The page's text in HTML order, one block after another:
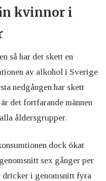
kvinnor i
så har det skett en
av alkohol i Sverige
nedgången har skett
det fortfarande männen
åldersgrupper.
dock ökat
sex gånger per
dricker i genomsnitt fyra